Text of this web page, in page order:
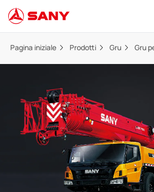
Pagina iniziale Prodotti Gru Gru